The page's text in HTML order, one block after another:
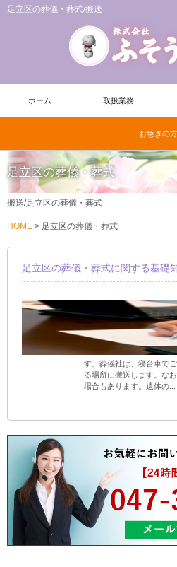
足立区の葬儀・葬式/搬送
ホーム 取扱業務
お急ぎの方
足立区の葬儀・葬式
搬送/足立区の葬儀・葬式
HOME > 足立区の葬儀・葬式
足立区の葬儀・葬式に関する基礎
す。葬儀社は、寝台車で
る場所に搬送します。な
場合もあります。遺体の...